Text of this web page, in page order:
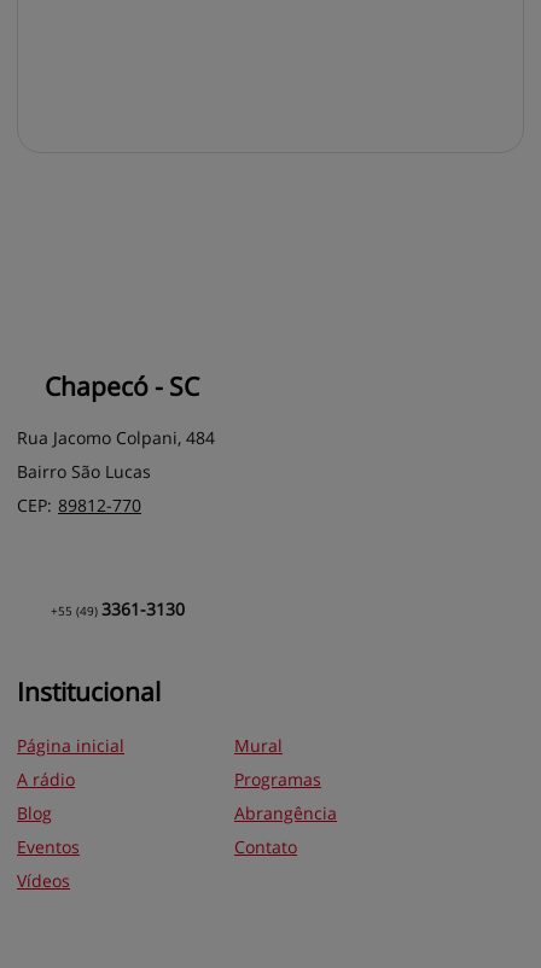
Chapecó - SC
Rua Jacomo Colpani, 484
Bairro São Lucas
CEP: 89812-770
+55 (49) 3361-3130
Institucional
Página inicial
A rádio
Blog
Eventos
Vídeos
Mural
Programas
Abrangência
Contato